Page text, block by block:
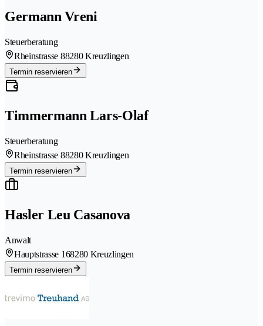
Germann Vreni
Steuerberatung
Rheinstrasse 88280 Kreuzlingen
Termin reservieren
Timmermann Lars-Olaf
Steuerberatung
Rheinstrasse 88280 Kreuzlingen
Termin reservieren
Hasler Leu Casanova
Anwalt
Hauptstrasse 168280 Kreuzlingen
Termin reservieren